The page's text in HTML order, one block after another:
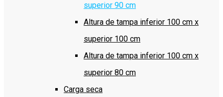
superior 90 cm
Altura de tampa inferior 100 cm x
superior 100 cm
Altura de tampa inferior 100 cm x
superior 80 cm
Carga seca